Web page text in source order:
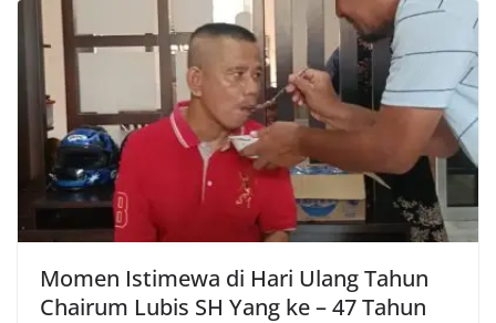
Momen Istimewa di Hari Ulang Tahun
Chairum Lubis SH Yang ke – 47 Tahun